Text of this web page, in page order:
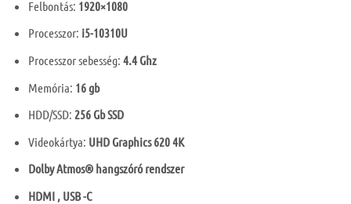
Felbontás: 1920×1080
Processzor: i5-10310U
Processzor sebesség: 4.4 Ghz
Memória: 16 gb
HDD/SSD: 256 Gb SSD
Videokártya: UHD Graphics 620 4K
Dolby Atmos® hangszóró rendszer
HDMI , USB -C